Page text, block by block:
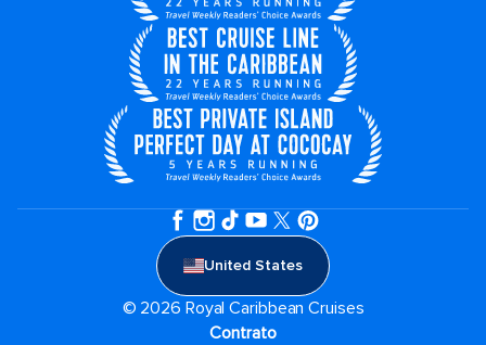
United States
© 2026 Royal Caribbean Cruises
Contrato